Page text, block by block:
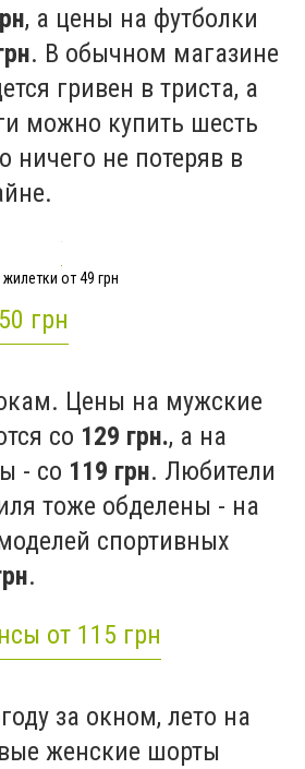
, а цены на футболки
. В обычном магазине
гривен в триста, а
можно купить шесть
ничего не потеряв в
жилетки от 49 грн
Цены на мужские
со 129 грн., а на
- со 119 грн. Любители
тоже обделены - на
спортивных
.
за окном, лето на
женские шорты